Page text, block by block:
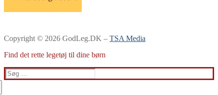
Copyright © 2026 GodLeg.DK – TSA Media
Find det rette legetøj til dine børn
Søg
efter: